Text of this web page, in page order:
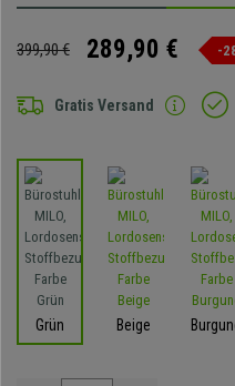
399,90 € 289,90 € -
Gratis Versand
Grün Beige